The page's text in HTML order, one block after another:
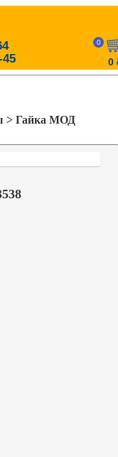
0
0
> Гайка МОД